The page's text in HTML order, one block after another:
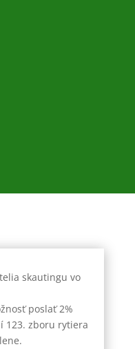
skautingu vo
poslať 2%
123. zboru rytiera